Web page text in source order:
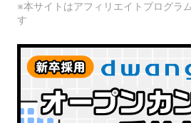
※本サイトはアフィリエイトプログラ
す